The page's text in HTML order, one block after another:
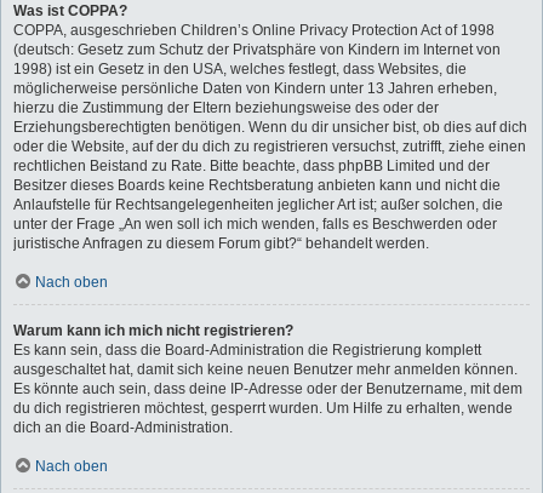
Was ist COPPA?
COPPA, ausgeschrieben Children’s Online Privacy Protection Act of 1998
(deutsch: Gesetz zum Schutz der Privatsphäre von Kindern im Internet von
1998) ist ein Gesetz in den USA, welches festlegt, dass Websites, die
möglicherweise persönliche Daten von Kindern unter 13 Jahren erheben,
hierzu die Zustimmung der Eltern beziehungsweise des oder der
Erziehungsberechtigten benötigen. Wenn du dir unsicher bist, ob dies auf dich
oder die Website, auf der du dich zu registrieren versuchst, zutrifft, ziehe einen
rechtlichen Beistand zu Rate. Bitte beachte, dass phpBB Limited und der
Besitzer dieses Boards keine Rechtsberatung anbieten kann und nicht die
Anlaufstelle für Rechtsangelegenheiten jeglicher Art ist; außer solchen, die
unter der Frage „An wen soll ich mich wenden, falls es Beschwerden oder
juristische Anfragen zu diesem Forum gibt?“ behandelt werden.
Nach oben
Warum kann ich mich nicht registrieren?
Es kann sein, dass die Board-Administration die Registrierung komplett
ausgeschaltet hat, damit sich keine neuen Benutzer mehr anmelden können.
Es könnte auch sein, dass deine IP-Adresse oder der Benutzername, mit dem
du dich registrieren möchtest, gesperrt wurden. Um Hilfe zu erhalten, wende
dich an die Board-Administration.
Nach oben